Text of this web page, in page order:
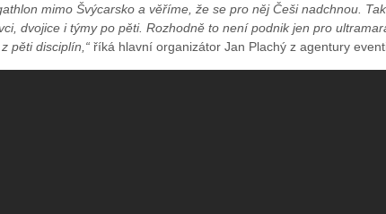
mimo Švýcarsko a věříme, že se pro něj Češi nadchnou.
dvojice i týmy po pěti. Rozhodně to není podnik jen pro
pěti disciplín,“říká hlavní organizátor Jan Plachý z agentury